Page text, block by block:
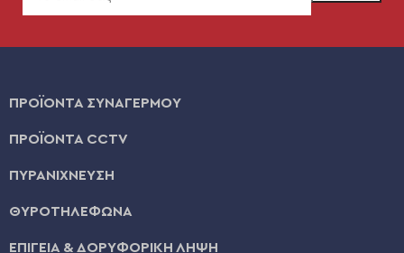
ΠΡΟΪΟΝΤΑ ΣΥΝΑΓΕΡΜΟΥ
ΠΡΟΪΟΝΤΑ CCTV
ΠΥΡΑΝΙΧΝΕΥΣΗ
ΘΥΡΟΤΗΛΕΦΩΝΑ
ΕΠΙΓΕΙΑ & ΔΟΡΥΦΟΡΙΚΗ ΛΗΨΗ